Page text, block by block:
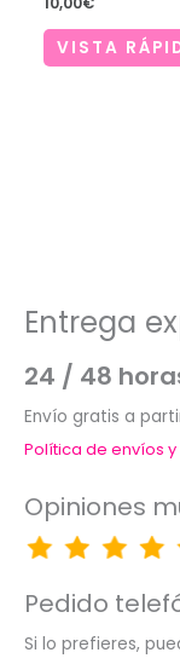
VISTA
Entrega
24 / 48
Envío gratis a
Política de envíos
Opiniones
Pedido
Si lo prefieres,